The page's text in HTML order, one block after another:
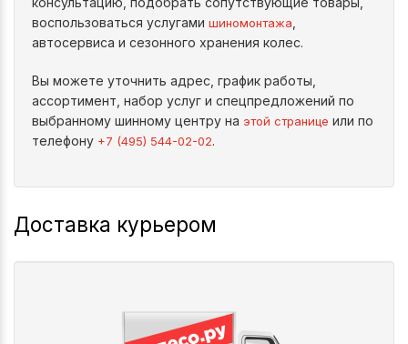
воспользоваться услугами шиномонтажа
автосервиса и сезонного хранения колес.
Вы можете уточнить адрес, график работы,
ассортимент, набор услуг и спецпредложений по
выбранному шинному центру на этой странице или по
телефону +7 (495) 544-02-02.
Доставка курьером